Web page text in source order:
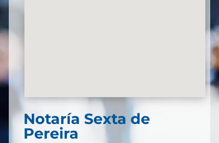
Notaría Sexta de
Pereira